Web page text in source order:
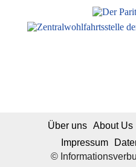
©
Über uns About Us
Impressum